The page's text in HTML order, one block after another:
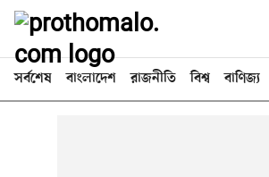
সর্বশেষ বাংলাদেশ রাজনীতি বিশ্ব বাণিজ্য